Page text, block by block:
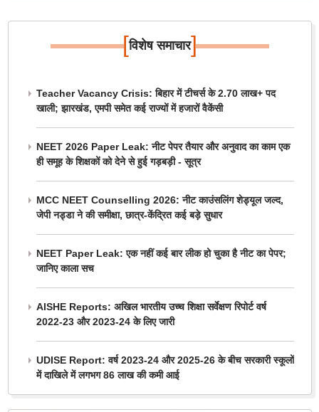
[विशेष समाचार]
Teacher Vacancy Crisis: बिहार में टीचर्स के 2.70 लाख+ पद
खाली; झारखंड, एमपी समेत कई राज्यों में हजारों वैकेंसी
NEET 2026 Paper Leak: नीट पेपर तैयार और अनुवाद का काम एक
ही समूह के शिक्षकों को देने से हुई गड़बड़ी - सूत्र
MCC NEET Counselling 2026: नीट काउंसलिंग शेड्यूल जल्द,
जेपी नड्डा ने की समीक्षा, छात्र-केंद्रित कई बड़े सुधार
NEET Paper Leak: एक नहीं कई बार लीक हो चुका है नीट का पेपर;
जानिए काला सच
AISHE Reports: अखिल भारतीय उच्च शिक्षा सर्वेक्षण रिपोर्ट वर्ष
2022-23 और 2023-24 के लिए जारी
UDISE Report: वर्ष 2023-24 और 2025-26 के बीच सरकारी स्कूलों
में दाखिले में लगभग 86 लाख की कमी आई